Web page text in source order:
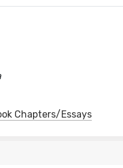
Chapters/Essays